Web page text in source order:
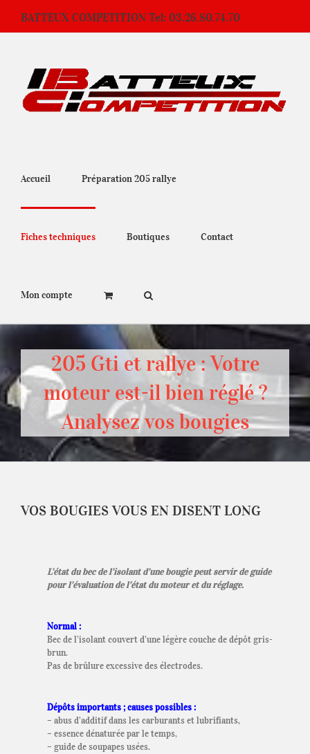
contenu
BATTEUX COMPETITION Tel: 03.26.80.74.70
Accueil Préparation 205 rallye
Fiches techniques Boutiques Contact
Mon compte
205 Gti et rallye : Votre
moteur est-il bien réglé ?
Analysez vos bougies
VOS BOUGIES VOUS EN DISENT LONG
L’état du bec de l’isolant d’une bougie peut servir de guide
pour l’évaluation de l’état du moteur et du réglage.
Normal :
Bec de l’isolant couvert d’une légère couche de dépôt gris-
brun.
Pas de brûlure excessive des électrodes.
Dépôts importants ; causes possibles :
– abus d’additif dans les carburants et lubrifiants,
– essence dénaturée par le temps,
– guide de soupapes usées.